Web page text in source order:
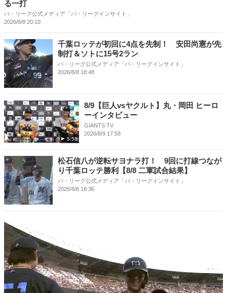
る一打
パ・リーグ公式メディア「パ・リーグインサイト」
2026/8/8 20:10
千葉ロッテが初回に4点を先制！ 安田尚憲が先
制打＆ソトに15号2ラン
パ・リーグ公式メディア「パ・リーグインサイト」
2026/8/8 18:48
5:58
8/9【巨人vsヤクルト】丸・岡田 ヒーロ
ーインタビュー
GIANTS TV
2026/8/9 17:58
松石信八が逆転サヨナラ打！ 9回に打線つなが
り千葉ロッテ勝利【8/8 二軍試合結果】
パ・リーグ公式メディア「パ・リーグインサイト」
2026/8/8 18:36